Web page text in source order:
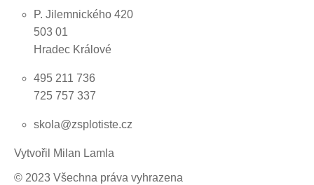
P. Jilemnického 420
503 01
Hradec Králové
495 211 736
725 757 337
skola@zsplotiste.cz
Vytvořil Milan Lamla
© 2023 Všechna práva vyhrazena